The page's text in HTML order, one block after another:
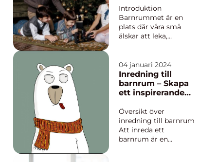
utforska när det
kommer ti...
och lekfull
inredning
Introduktion
Barnrummet är en
plats där våra små
älskar att leka,
komponent för att
skapa en mysig och
inbjudande atmosfär
är en myshörna
denna artikel kommer
vi att ge en grundlig
översikt av myshör...
04 januari 2024
Inredning till
barnrum – Skapa
ett inspirerande
rum för ditt barn
Översikt över
inredning till barnrum
Att inreda ett
barnrum är en